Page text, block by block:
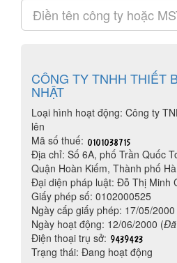
CÔNG TY TNHH THIẾT
NHẬT
Loại hình hoạt động: Công ty
lên
Mã số thuế:
Địa chỉ: Số 6A, phố Trần Quốc
Quận Hoàn Kiếm, Thành phố
Đại diện pháp luật: Đỗ Thị Minh
Giấy phép số: 0102000525
Ngày cấp giấy phép: 17/05/2000
Ngày hoạt động: 12/06/2000 (
Điện thoại trụ sở:
Trạng thái: Đang hoạt động